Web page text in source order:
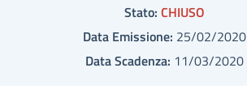
Stato: CHIUSO
Data Emissione: 25/02/2020
Data Scadenza: 11/03/2020